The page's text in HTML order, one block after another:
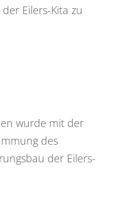
Eilers-Kita zu
wurde mit der
des
der Eilers-